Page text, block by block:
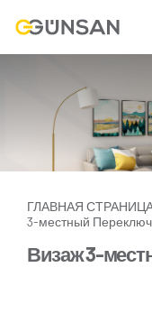
ГЛАВНАЯ
3-местный
Визаж 3-